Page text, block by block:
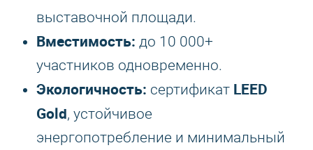
выставочной площади.
Вместимость: до 10 000+
участников одновременно.
Экологичность: сертификат LEED
Gold, устойчивое
энергопотребление и минимальный